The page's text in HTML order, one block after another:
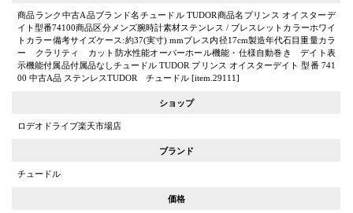
商品ランク中古A品ブランド名チュードル TUDOR商品名プリンス オイスターデ
イト型番74100商品区分メンズ腕時計素材ステンレス / ブレスレットカラーホワイ
トカラー備考サイズケース:約37(実寸) mmブレス内径17cm製造年代石目重量カラ
ー クラリティ カット防水性能オーバーホール機能・仕様自動巻き デイト表
示機能付属品付属品なしチュードル TUDOR プリンス オイスターデイト 型番 741
00 中古A品 ステンレスTUDOR チュードル [item.29111]
ショップ
ロデオドライブ楽天市場店
ブランド
チュードル
価格